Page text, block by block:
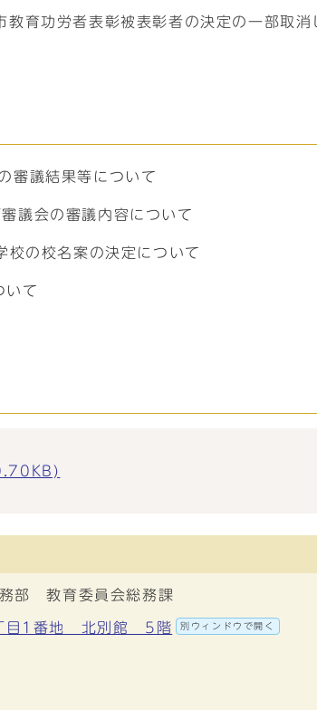
育功労者表彰被表彰者の決定の一部取消
審議結果等について
議会の審議内容について
の校名案の決定について
いて
部 教育委員会総務課
目1番地 北別館 5階 別ウィンドウで開く